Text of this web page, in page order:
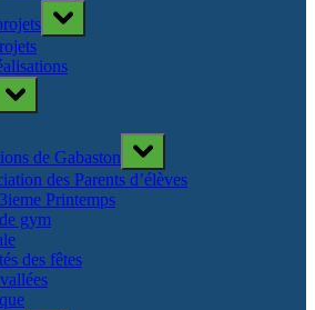
Toggle
sub-
Toggle
sub-
de Gabaston
Toggle
sub-
menu
des Parents d’élèves
Printemps
gym
des fêtes